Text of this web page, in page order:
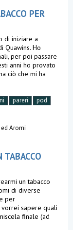
PER
di iniziare a
Quawins. Ho
per poi passare
anni ho provato
ciò che mi ha
pareri
pod
Aromi
TABACCO
un tabacco
di diverse
per
vorrei sapere quali
finale (ad